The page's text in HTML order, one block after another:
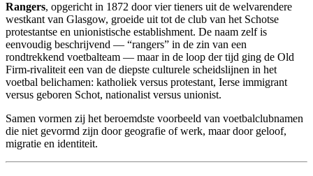
Rangers, opgericht in 1872 door vier tieners uit de welvarendere
westkant van Glasgow, groeide uit tot de club van het Schotse
protestantse en unionistische establishment. De naam zelf is
eenvoudig beschrijvend — “rangers” in de zin van een
rondtrekkend voetbalteam — maar in de loop der tijd ging de Old
Firm-rivaliteit een van de diepste culturele scheidslijnen in het
voetbal belichamen: katholiek versus protestant, Ierse immigrant
versus geboren Schot, nationalist versus unionist.
Samen vormen zij het beroemdste voorbeeld van voetbalclubnamen
die niet gevormd zijn door geografie of werk, maar door geloof,
migratie en identiteit.